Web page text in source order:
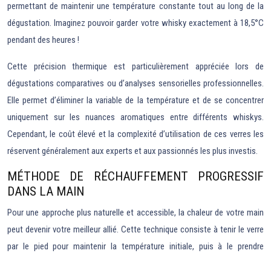
permettant de maintenir une température constante tout au long de la
dégustation. Imaginez pouvoir garder votre whisky exactement à 18,5°C
pendant des heures !
Cette précision thermique est particulièrement appréciée lors de
dégustations comparatives ou d’analyses sensorielles professionnelles.
Elle permet d’éliminer la variable de la température et de se concentrer
uniquement sur les nuances aromatiques entre différents whiskys.
Cependant, le coût élevé et la complexité d’utilisation de ces verres les
réservent généralement aux experts et aux passionnés les plus investis.
MÉTHODE DE RÉCHAUFFEMENT PROGRESSIF
DANS LA MAIN
Pour une approche plus naturelle et accessible, la chaleur de votre main
peut devenir votre meilleur allié. Cette technique consiste à tenir le verre
par le pied pour maintenir la température initiale, puis à le prendre